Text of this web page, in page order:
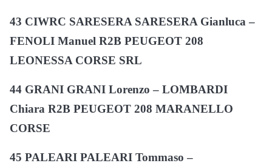
43 CIWRC SARESERA SARESERA Gianluca –
FENOLI Manuel R2B PEUGEOT 208
LEONESSA CORSE SRL
44 GRANI GRANI Lorenzo – LOMBARDI
Chiara R2B PEUGEOT 208 MARANELLO
CORSE
45 PALEARI PALEARI Tommaso –